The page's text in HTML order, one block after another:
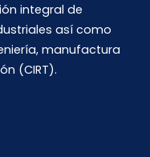
integral de
así como
manufactura
(CIRT).